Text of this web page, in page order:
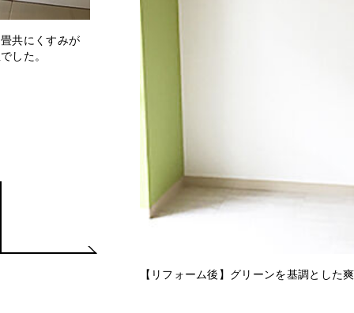
共にくすみが
した。
【リフォーム後】グリーンを基調とした